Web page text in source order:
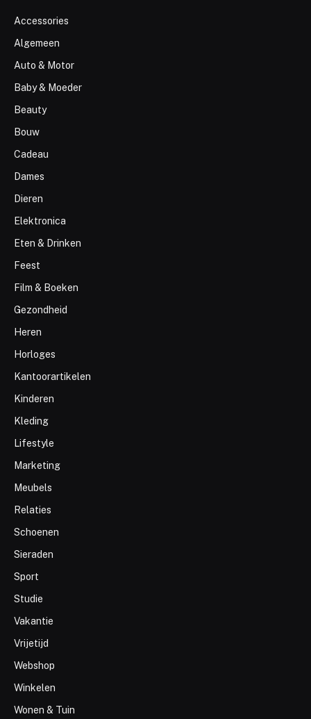
Accessories
Algemeen
Auto & Motor
Baby & Moeder
Beauty
Bouw
Cadeau
Dames
Dieren
Elektronica
Eten & Drinken
Feest
Film & Boeken
Gezondheid
Heren
Horloges
Kantoorartikelen
Kinderen
Kleding
Lifestyle
Marketing
Meubels
Relaties
Schoenen
Sieraden
Sport
Studie
Vakantie
Vrijetijd
Webshop
Winkelen
Wonen & Tuin